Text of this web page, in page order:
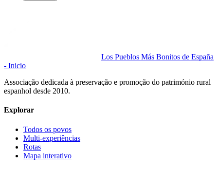
Los Pueblos Más Bonitos de España
- Inicio
Associação dedicada à preservação e promoção do património rural
espanhol desde 2010.
Explorar
Todos os povos
Multi-experiências
Rotas
Mapa interativo